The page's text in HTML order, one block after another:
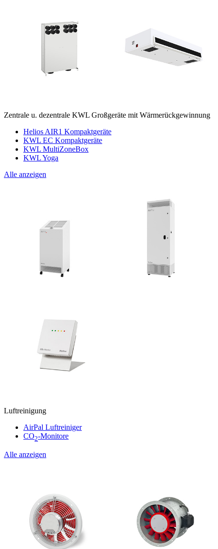
Zentrale u. dezentrale KWL Großgeräte mit Wärmerückgewinnung
Helios AIR1 Kompaktgeräte
KWL EC Kompaktgeräte
KWL MultiZoneBox
KWL Yoga
Alle anzeigen
Luftreinigung
AirPal Luftreiniger
CO2-Monitore
Alle anzeigen